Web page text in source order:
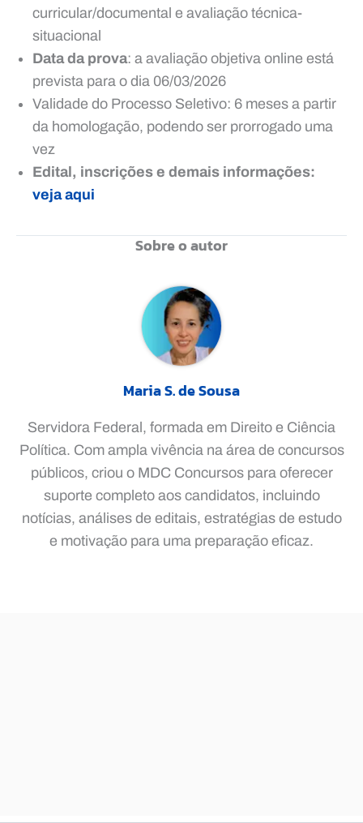
curricular/documental e avaliação técnica-
situacional
Data da prova: a avaliação objetiva online está
prevista para o dia 06/03/2026
Validade do Processo Seletivo: 6 meses a partir
da homologação, podendo ser prorrogado uma
vez
Edital, inscrições e demais informações:
veja aqui
Sobre o autor
Maria S. de Sousa
Servidora Federal, formada em Direito e Ciência
Política. Com ampla vivência na área de concursos
públicos, criou o MDC Concursos para oferecer
suporte completo aos candidatos, incluindo
notícias, análises de editais, estratégias de estudo
e motivação para uma preparação eficaz.